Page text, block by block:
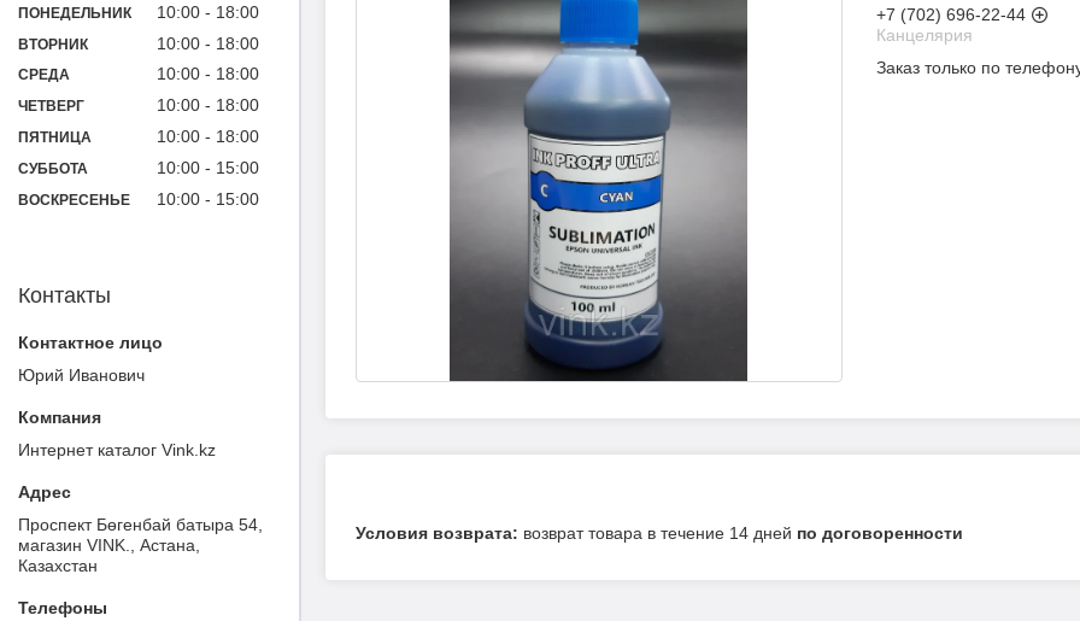
+7 (702) 696-22-44
Канцелярия
Заказ только по
возврат товара в течение 14 дней по договоренности
ПОНЕДЕЛЬНИК 10:00 18:00
ВТОРНИК 10:00 18:00
СРЕДА 10:00 18:00
ЧЕТВЕРГ 10:00 18:00
ПЯТНИЦА 10:00 18:00
СУББОТА 10:00 15:00
ВОСКРЕСЕНЬЕ 10:00 15:00
Контакты
Юрий Иванович
Интернет каталог Vink.kz
Проспект Бөгенбай батыра 54,
магазин VINK., Астана,
Казахстан